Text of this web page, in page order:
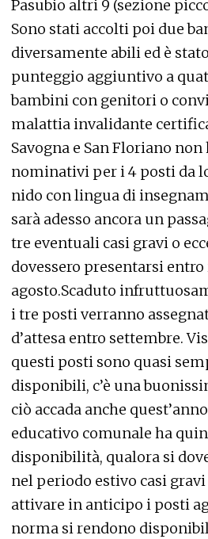
Pasubio altri 9 (sezione
Sono stati accolti poi due
diversamente abili ed è
punteggio aggiuntivo a
bambini con genitori o
malattia invalidante
Savogna e San Floriano
nominativi per i 4 posti da
nido con lingua di
sarà adesso ancora un
tre eventuali casi gravi o
dovessero presentarsi entro
agosto.Scaduto
i tre posti verranno
d’attesa entro settembre.
questi posti sono quasi
disponibili, c’è una
ciò accada anche
educativo comunale ha
disponibilità, qualora si
nel periodo estivo casi
attivare in anticipo i posti
norma si rendono